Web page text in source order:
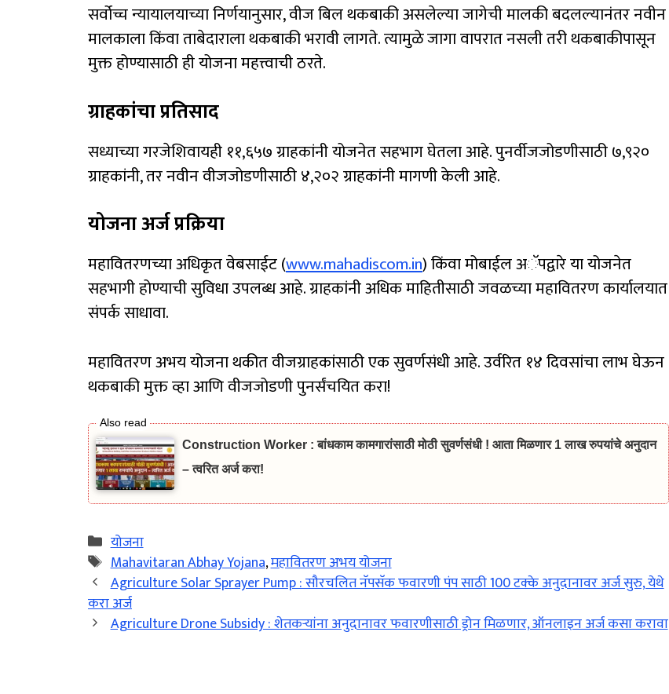
सर्वोच्च न्यायालयाच्या निर्णयानुसार, वीज बिल थकबाकी असलेल्या जागेची मालकी बदलल्यानंतर नवीन
मालकाला किंवा ताबेदाराला थकबाकी भरावी लागते. त्यामुळे जागा वापरात नसली तरी थकबाकीपासून
मुक्त होण्यासाठी ही योजना महत्त्वाची ठरते.
ग्राहकांचा प्रतिसाद
सध्याच्या गरजेशिवायही ११,६५७ ग्राहकांनी योजनेत सहभाग घेतला आहे. पुनर्वीजजोडणीसाठी ७,९२०
ग्राहकांनी, तर नवीन वीजजोडणीसाठी ४,२०२ ग्राहकांनी मागणी केली आहे.
योजना अर्ज प्रक्रिया
महावितरणच्या अधिकृत वेबसाईट (www.mahadiscom.in) किंवा मोबाईल अॅपद्वारे या योजनेत
सहभागी होण्याची सुविधा उपलब्ध आहे. ग्राहकांनी अधिक माहितीसाठी जवळच्या महावितरण कार्यालयात
संपर्क साधावा.
महावितरण अभय योजना थकीत वीजग्राहकांसाठी एक सुवर्णसंधी आहे. उर्वरित १४ दिवसांचा लाभ घेऊन
थकबाकी मुक्त व्हा आणि वीजजोडणी पुनर्संचयित करा!
Construction Worker : बांधकाम कामगारांसाठी मोठी सुवर्णसंधी ! आता मिळणार 1 लाख रुपयांचे अनुदान
– त्वरित अर्ज करा!
Categories
योजना
Tags
Mahavitaran Abhay Yojana,महावितरण अभय योजना
Agriculture Solar Sprayer Pump : सौरचलित नॅपसॅक फवारणी पंप साठी 100 टक्के अनुदानावर अर्ज सुरु, येथे
करा अर्ज
Agriculture Drone Subsidy : शेतकऱ्यांना अनुदानावर फवारणीसाठी ड्रोन मिळणार, ऑनलाइन अर्ज कसा करावा